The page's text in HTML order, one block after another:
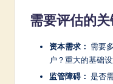
需要评估的
资本需求： 需要
户？重大的基础
监管障碍： 是否